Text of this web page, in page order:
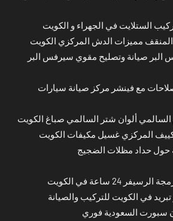
الستلايت في الجهراء و الكويت
مميزات الدش المركزي الكويت
صيانة وتصليح مقوي سيرفس البر
مع فينشر مركز صيانة سيارات
السالمي ألوان شتر السالمي صباغ الكويت
المركزي غسيل مكيفات الكويت
حول حداد مظلات الضجيج
24 ساعة في الكويت
في الكويت للتركيب والصيانة
سبورت السعودية فوري